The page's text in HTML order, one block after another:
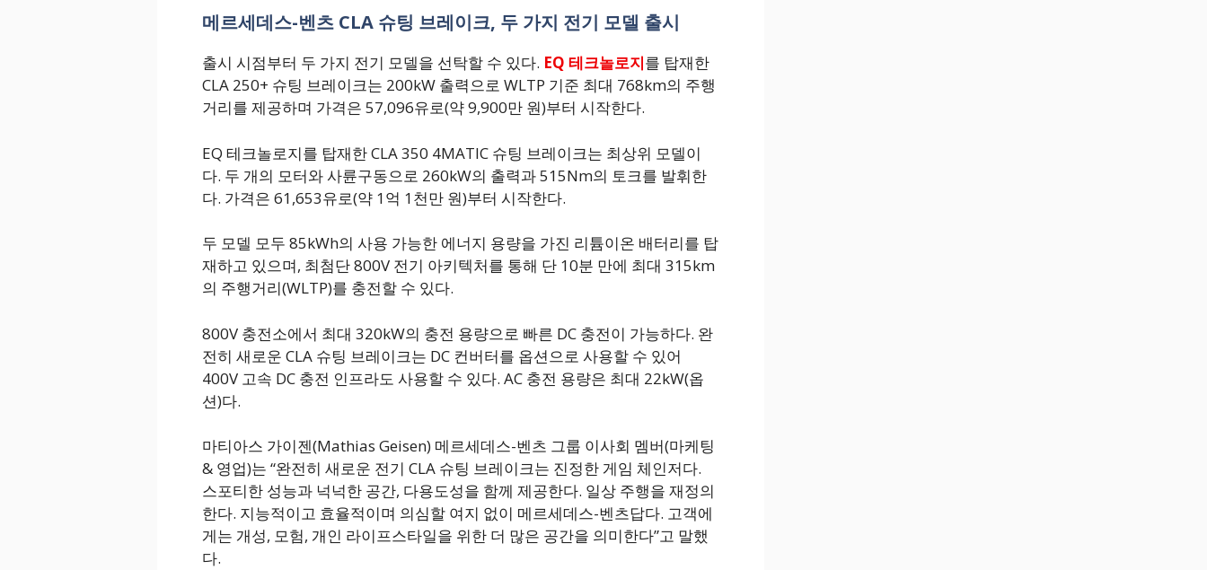
메르세데스-벤츠 CLA 슈팅 브레이크, 두 가지 전기 모델 출시
출시 시점부터 두 가지 전기 모델을 선탁할 수 있다. EQ 테크놀로지를 탑재한
CLA 250+ 슈팅 브레이크는 200kW 출력으로 WLTP 기준 최대 768km의 주행
거리를 제공하며 가격은 57,096유로(약 9,900만 원)부터 시작한다.
EQ 테크놀로지를 탑재한 CLA 350 4MATIC 슈팅 브레이크는 최상위 모델이
다. 두 개의 모터와 사륜구동으로 260kW의 출력과 515Nm의 토크를 발휘한
다. 가격은 61,653유로(약 1억 1천만 원)부터 시작한다.
두 모델 모두 85kWh의 사용 가능한 에너지 용량을 가진 리튬이온 배터리를 탑
재하고 있으며, 최첨단 800V 전기 아키텍처를 통해 단 10분 만에 최대 315km
의 주행거리(WLTP)를 충전할 수 있다.
800V 충전소에서 최대 320kW의 충전 용량으로 빠른 DC 충전이 가능하다. 완
전히 새로운 CLA 슈팅 브레이크는 DC 컨버터를 옵션으로 사용할 수 있어
400V 고속 DC 충전 인프라도 사용할 수 있다. AC 충전 용량은 최대 22kW(옵
션)다.
마티아스 가이젠(Mathias Geisen) 메르세데스-벤츠 그룹 이사회 멤버(마케팅
& 영업)는 “완전히 새로운 전기 CLA 슈팅 브레이크는 진정한 게임 체인저다.
스포티한 성능과 넉넉한 공간, 다용도성을 함께 제공한다. 일상 주행을 재정의
한다. 지능적이고 효율적이며 의심할 여지 없이 메르세데스-벤츠답다. 고객에
게는 개성, 모험, 개인 라이프스타일을 위한 더 많은 공간을 의미한다”고 말했
다.